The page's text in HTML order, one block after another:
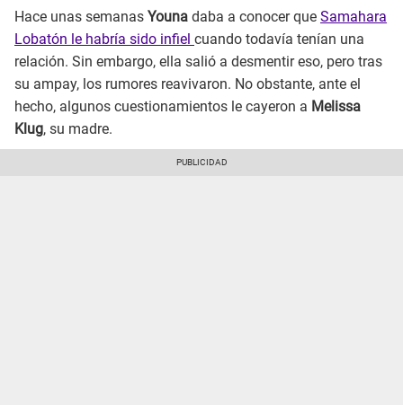
Hace unas semanas Youna daba a conocer que Samahara
Lobatón le habría sido infiel cuando todavía tenían una
relación. Sin embargo, ella salió a desmentir eso, pero tras
su ampay, los rumores reavivaron. No obstante, ante el
hecho, algunos cuestionamientos le cayeron a Melissa
Klug, su madre.